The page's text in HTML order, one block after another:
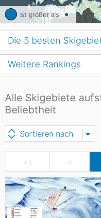
ist größer als
Alle Skigebiete
Beliebtheit
<< <
Sortieren nach
Die 5 besten
Weitere Rankings